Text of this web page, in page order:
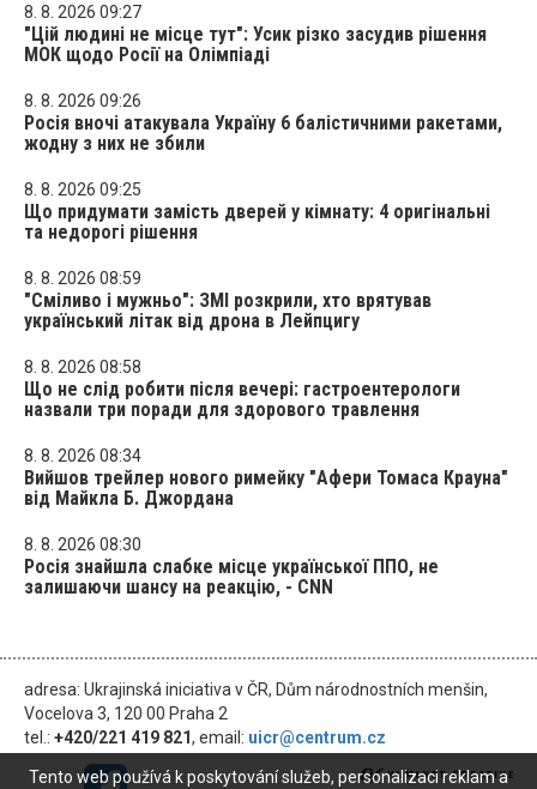
8. 8. 2026 09:27
"Цій людині не місце тут": Усик різко засудив рішення
МОК щодо Росії на Олімпіаді
8. 8. 2026 09:26
Росія вночі атакувала Україну 6 балістичними ракетами,
жодну з них не збили
8. 8. 2026 09:25
Що придумати замість дверей у кімнату: 4 оригінальні
та недорогі рішення
8. 8. 2026 08:59
"Сміливо і мужньо": ЗМІ розкрили, хто врятував
український літак від дрона в Лейпцигу
8. 8. 2026 08:58
Що не слід робити після вечері: гастроентерологи
назвали три поради для здорового травлення
8. 8. 2026 08:34
Вийшов трейлер нового римейку "Афери Томаса Крауна"
від Майкла Б. Джордана
8. 8. 2026 08:30
Росія знайшла слабке місце української ППО, не
залишаючи шансу на реакцію, - CNN
adresa: Ukrajinská iniciativa v ČR, Dům národnostních menšin,
Vocelova 3, 120 00 Praha 2
tel.: +420/221 419 821, email: uicr@centrum.cz
Tento web používá k poskytování služeb, personalizaci reklam a